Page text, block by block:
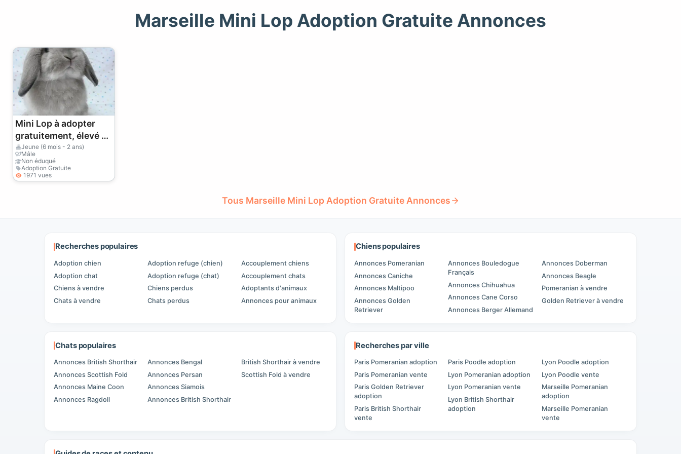
Marseille Mini Lop Adoption Gratuite Annonces
Mini Lop à adopter
gratuitement, élevé en
maison
Jeune (6 mois - 2 ans)
Mâle
Non éduqué
Adoption Gratuite
1971 vues
Tous Marseille Mini Lop Adoption Gratuite Annonces
Recherches populaires
Adoption chien
Adoption chat
Chiens à vendre
Chats à vendre
Adoption refuge (chien)
Adoption refuge (chat)
Chiens perdus
Chats perdus
Accouplement chiens
Accouplement chats
Adoptants d'animaux
Annonces pour animaux
Chiens populaires
Annonces Pomeranian
Annonces Caniche
Annonces Maltipoo
Annonces Golden
Retriever
Annonces Bouledogue
Français
Annonces Chihuahua
Annonces Cane Corso
Annonces Berger Allemand
Annonces Doberman
Annonces Beagle
Pomeranian à vendre
Golden Retriever à vendre
Chats populaires
Annonces British Shorthair
Annonces Scottish Fold
Annonces Maine Coon
Annonces Ragdoll
Annonces Bengal
Annonces Persan
Annonces Siamois
Annonces British Shorthair
British Shorthair à vendre
Scottish Fold à vendre
Recherches par ville
Paris Pomeranian adoption
Paris Pomeranian vente
Paris Golden Retriever
adoption
Paris British Shorthair
vente
Paris Poodle adoption
Lyon Pomeranian adoption
Lyon Pomeranian vente
Lyon British Shorthair
adoption
Lyon Poodle adoption
Lyon Poodle vente
Marseille Pomeranian
adoption
Marseille Pomeranian
vente